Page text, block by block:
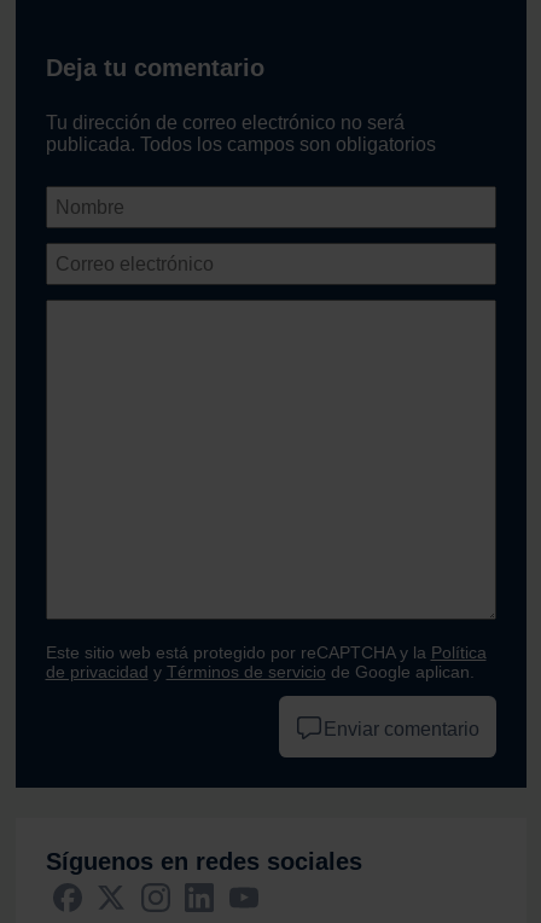
Deja tu comentario
Tu dirección de correo electrónico no será
publicada. Todos los campos son obligatorios
Este sitio web está protegido por reCAPTCHA y la Política
de privacidad y Términos de servicio de Google aplican.
Enviar comentario
Síguenos en redes sociales